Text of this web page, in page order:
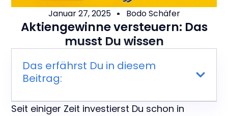
Januar 27, 2025 Bodo Schäfer
Aktiengewinne versteuern: Das
musst Du wissen
Das erfährst Du in diesem
Beitrag:
Seit einiger Zeit investierst Du schon in